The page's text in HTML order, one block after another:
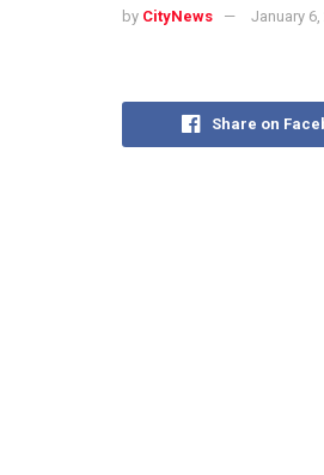
by CityNews January 6,
Share on